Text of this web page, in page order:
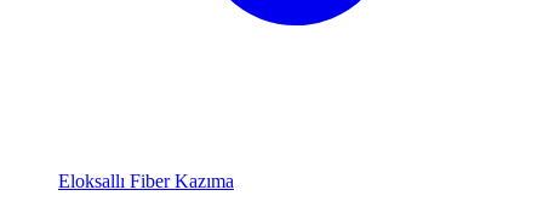
Eloksallı Fiber Kazıma